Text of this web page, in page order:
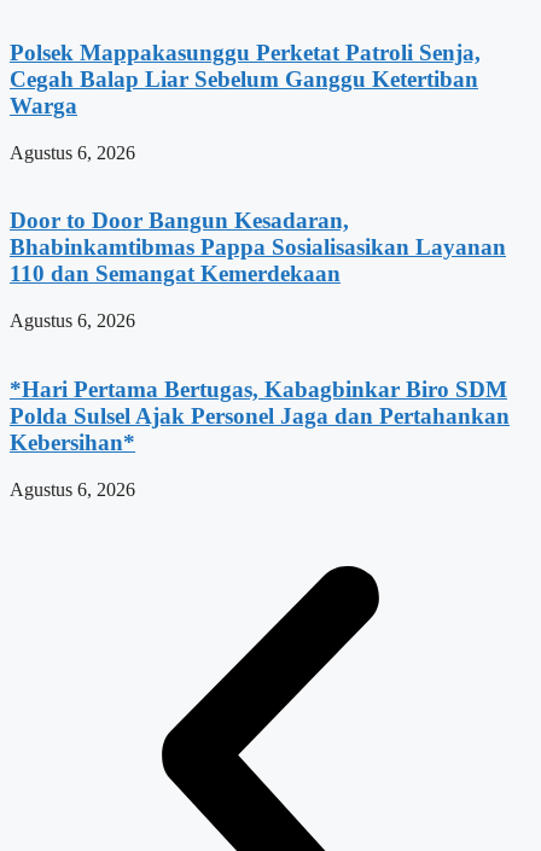
Polsek Mappakasunggu Perketat Patroli Senja,
Cegah Balap Liar Sebelum Ganggu Ketertiban
Warga
Agustus 6, 2026
Door to Door Bangun Kesadaran,
Bhabinkamtibmas Pappa Sosialisasikan Layanan
110 dan Semangat Kemerdekaan
Agustus 6, 2026
*Hari Pertama Bertugas, Kabagbinkar Biro SDM
Polda Sulsel Ajak Personel Jaga dan Pertahankan
Kebersihan*
Agustus 6, 2026